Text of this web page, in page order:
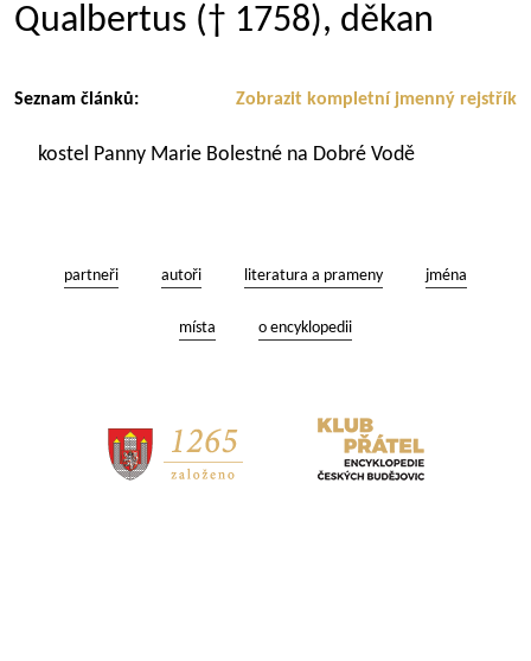
Qualbertus († 1758), děkan
Zobrazit kompletní jmenný rejstřík
Seznam článků:
kostel Panny Marie Bolestné na Dobré Vodě
partneři autoři literatura a prameny jména
místa o encyklopedii